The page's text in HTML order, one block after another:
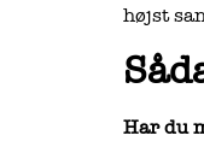
højst
Har du